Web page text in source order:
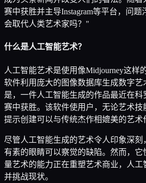
赛中获胜并主导Instagram等平台，问
会取代人类艺术家吗？"
什么是人工智能艺术？
人工智能艺术是使用像Midjourney这样
软件利用庞大的图像数据库生成数字艺
是，一件人工智能生成的作品最近在
赛中获胜。该软件使用户，无论艺术技
提示创建可以与传统杰作相媲美的艺术
尽管人工智能生成的艺术令人印象深刻
有素的眼睛可以察觉的缺陷。然而，
量艺术的能力正在重塑艺术商业，人工
并挑战现状。